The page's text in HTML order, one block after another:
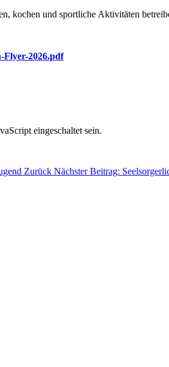
kochen und sportliche Aktivitäten
Flyer-2026.pdf
eingeschaltet sein.
Zurück Nächster Beitrag: